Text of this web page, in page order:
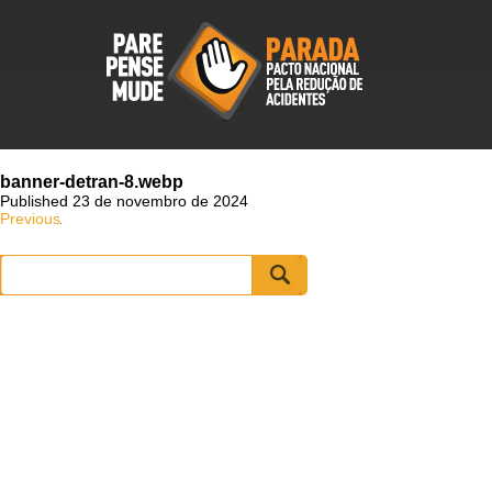
banner-detran-8.webp
Published 23 de novembro de 2024
Previous
Pesquisar
por: